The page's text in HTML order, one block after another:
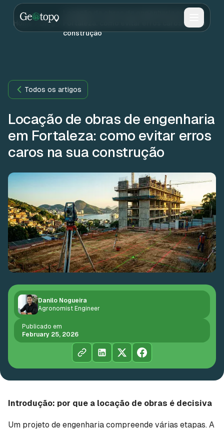
Skip to main content
Home Blog
Locação de obras de engenharia em
Fortaleza: como evitar erros caros na sua
construção
Todos os artigos
Locação de obras de engenharia
em Fortaleza: como evitar erros
caros na sua construção
Danilo Nogueira
Agronomist Engineer
Publicado em
February 25, 2026
Introdução: por que a locação de obras é decisiva
Um projeto de engenharia compreende várias etapas. A